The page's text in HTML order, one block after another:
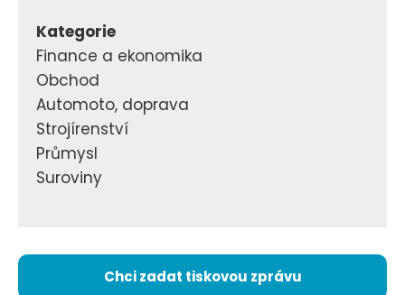
Kategorie
Finance a ekonomika
Obchod
Automoto, doprava
Strojírenství
Průmysl
Suroviny
Chci zadat tiskovou zprávu